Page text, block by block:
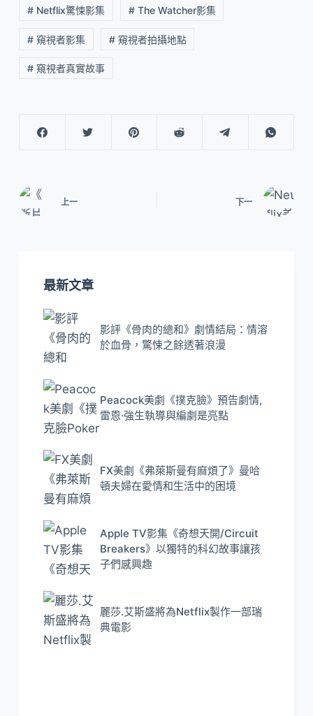
# Netflix驚悚影集 # The Watcher影集
# 窺視者影集 # 窺視者拍攝地點
# 窺視者真實故事
上一 下一
最新文章
影評《骨肉的總和》劇情結局：情溶
於血骨，驚悚之餘透著浪漫
Peacock美劇《撲克臉》預告劇情,
雷恩·強生執導與編劇是亮點
FX美劇《弗萊斯曼有麻煩了》曼哈
頓夫婦在愛情和生活中的困境
Apple TV影集《奇想天開/Circuit
Breakers》以獨特的科幻故事讓孩
子們感興趣
麗莎.艾斯盛將為Netflix製作一部瑞
典電影